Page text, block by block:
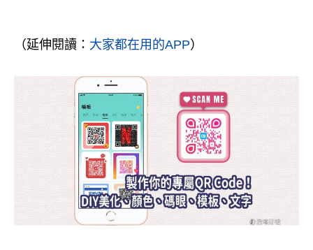
（延伸閱讀： 大家都在用的APP）